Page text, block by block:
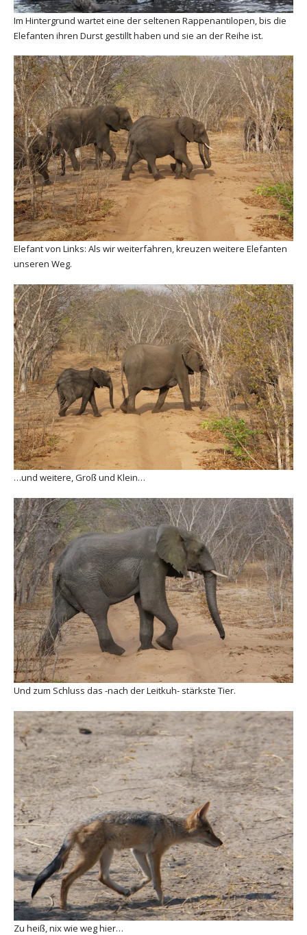
Im Hintergrund wartet eine der seltenen Rappenantilopen, bis die
Elefanten ihren Durst gestillt haben und sie an der Reihe ist.
Elefant von Links: Als wir weiterfahren, kreuzen weitere Elefanten
unseren Weg.
…und weitere, Groß und Klein…
Und zum Schluss das -nach der Leitkuh- stärkste Tier.
Zu heiß, nix wie weg hier…